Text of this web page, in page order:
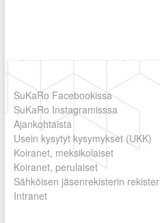
SuKaRo Facebookissa
SuKaRo Instagramisssa
Ajankohtaista
Usein kysytyt kysymykset (UKK)
Koiranet, meksikolaiset
Koiranet, perulaiset
Sähköisen jäsenrekisterin
Intranet